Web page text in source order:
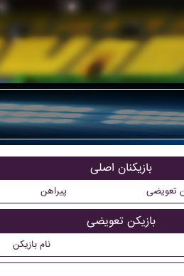
بازیکنان اصلی
پیراهن تعویضی
بازیکن تعویضی
نام بازیکن